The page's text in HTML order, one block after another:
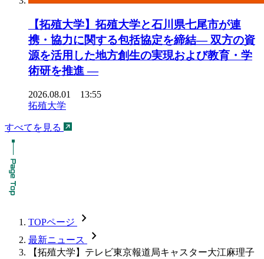
【拓殖大学】拓殖大学と石川県七尾市が連
携・協力に関する包括協定を締結― 双方の資
源を活用した地方創生の実現および教育・学
術研を推進 ―
2026.08.01 13:55
拓殖大学
すべてを見る
TOPページ chevron_forward
最新ニュース chevron_forward
【拓殖大学】テレビ東京報道局キャスター大江麻理子